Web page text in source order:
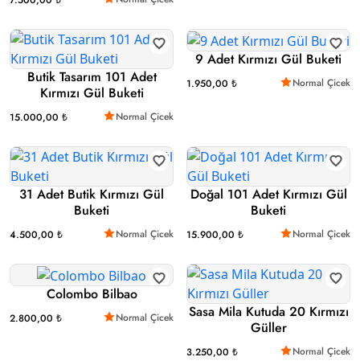
Butik Tasarım 101 Adet
Kırmızı Gül Buketi
15.000,00 ₺ Normal Çicek
9 Adet Kırmızı Gül Buketi
1.950,00 ₺ Normal Çicek
31 Adet Butik Kırmızı Gül
Buketi
4.500,00 ₺ Normal Çicek
Doğal 101 Adet Kırmızı Gül
Buketi
15.900,00 ₺ Normal Çicek
Colombo Bilbao
2.800,00 ₺ Normal Çicek
Sasa Mila Kutuda 20 Kırmızı
Güller
3.250,00 ₺ Normal Çicek